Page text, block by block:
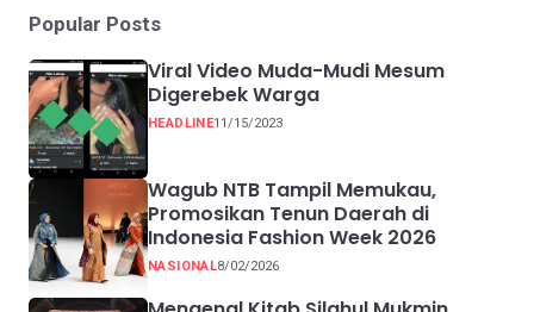
Popular Posts
Viral Video Muda-Mudi Mesum
Digerebek Warga
HEADLINE11/15/2023
Wagub NTB Tampil Memukau,
Promosikan Tenun Daerah di
Indonesia Fashion Week 2026
NASIONAL8/02/2026